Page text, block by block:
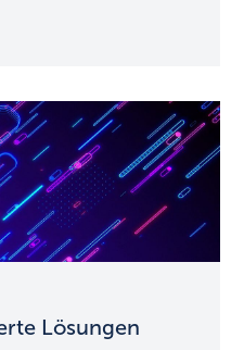
Lösungen